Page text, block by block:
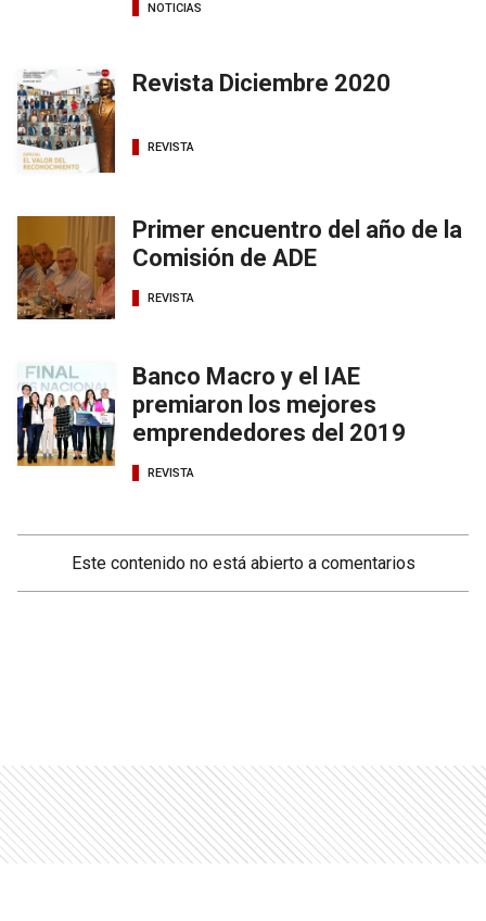
NOTICIAS
Revista Diciembre 2020
REVISTA
Primer encuentro del año de la
Comisión de ADE
REVISTA
Banco Macro y el IAE
premiaron los mejores
emprendedores del 2019
REVISTA
Este contenido no está abierto a comentarios